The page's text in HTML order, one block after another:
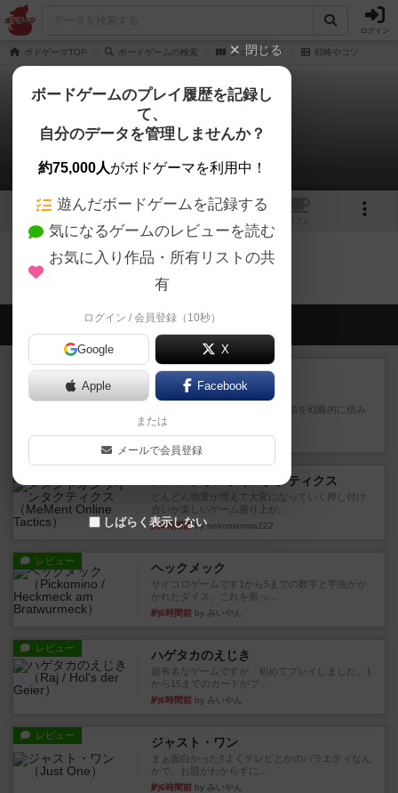
ログイン
ボドゲーマTOP ボードゲームの検索 ジェラーティ 戦略やコツ
ジェラーティ
0件の戦略やコツ
1
ジェラーティのトップに戻る
会員の新しい投稿
ルール/インスト
マーケットフレッシュ
目的あなたの店先に農産物の木箱を戦略的に積み
重ねて在庫を最大化し、競合...
約4時間前by jurong
メメントオンラインタクティクス
どんどん物量が増えて大変になっていく押し付け
合いが楽しいゲーム盛り上が...
約4時間前by nekomanma222
レビュー ヘックメック
サイコロゲームです1から5までの数字と芋虫がか
かれたダイス。これを振っ...
約6時間前 by みいやん
レビュー ハゲタカのえじき
超有名なゲームですが、初めてプレイしました。1
から15までのカードがプ...
約6時間前 by みいやん
レビュー ジャスト・ワン
まぁ面白かった‼️よくテレビとかのバラエティなん
かで、お題がわからずに...
約6時間前 by みいやん
閉じる
ボードゲームのプレイ履歴を記録し
て、
自分のデータを管理しませんか？
約75,000人がボドゲーマを利用中！
遊んだボードゲームを記録する
気になるゲームのレビューを読む
お気に入り作品・所有リストの共
有
ログイン / 会員登録（10秒）
Google X
Apple Facebook
または
メールで会員登録
しばらく表示しない